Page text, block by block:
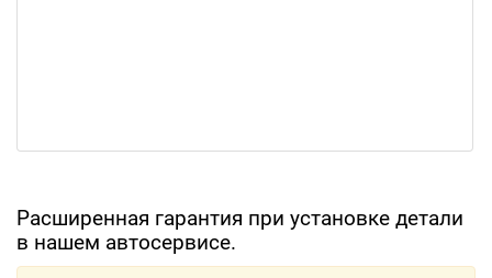
Расширенная гарантия при установке детали
в нашем автосервисе.